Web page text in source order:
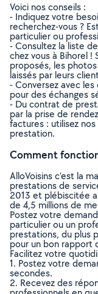
Voici nos conseils :
- Indiquez votre
recherchez-vous ?
particulier ou
- Consultez la liste
chez vous à Bihorel !
proposés, les
laissés par leurs
- Conversez avec
pour des échanges
- Du contrat de
par la prise de
factures : utilisez
prestation.
Comment
AlloVoisins c’est la
prestations de
2013 et plébiscitée
de 4,5 millions de
Postez votre
particulier ou un
prestations, du plus
pour un bon rapport
Facilitez votre
1. Postez votre
secondes.
2. Recevez des